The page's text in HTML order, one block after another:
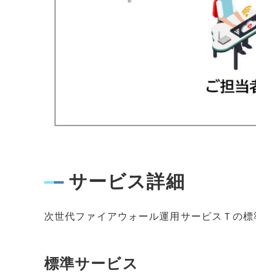
サービス詳細
次世代ファイアウォール運用サービスＴの
標準サービス